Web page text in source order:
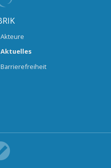
Akteure
Aktuelles
Barrierefreiheit